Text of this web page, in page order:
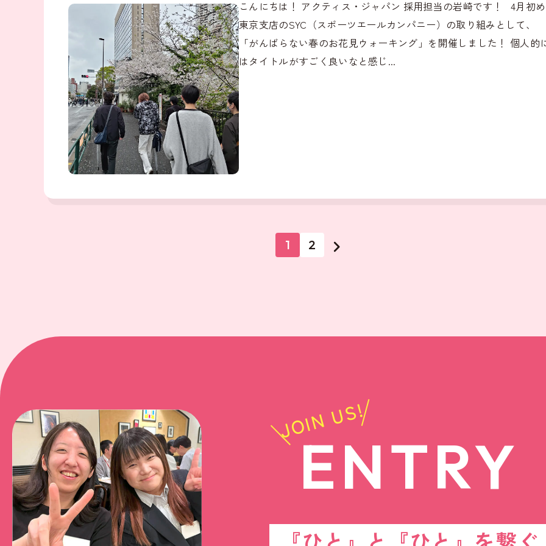
こんにちは！ アクティス・ジャパン 採用担当の岩崎です！ 4月初
東京支店のSYC（スポーツエールカンパニー）の取り組みとして、
「がんばらない春のお花見ウォーキング」を開催しました！ 個人的
はタイトルがすごく良いなと感じ...
1 2
JOIN US!
ENTRY